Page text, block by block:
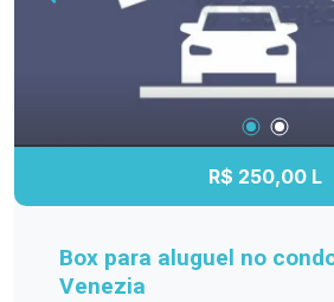
R$ 250,00 L
Box para aluguel no
Venezia